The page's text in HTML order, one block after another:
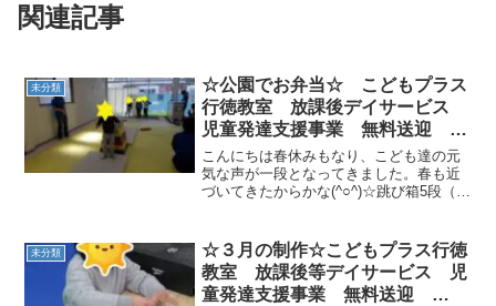
関連記事
未分類
☆公園でお弁当☆ こどもプラス
行徳教室 放課後デイサービス
児童発達支援事業 無料送迎
ADHD 発達障害 運動療育 市
川市 浦安市
こんにちは春休みもなり、こども達の元
気な声が一段となってきました。春も近
づいてきたからかな(^○^)☆跳び箱5段（た
ていたお友達何名か、競い合っていまし
た。跳べなくて...
未分類
☆３月の制作☆こどもプラス行徳
教室 放課後等デイサービス 児
童発達支援事業 無料送迎